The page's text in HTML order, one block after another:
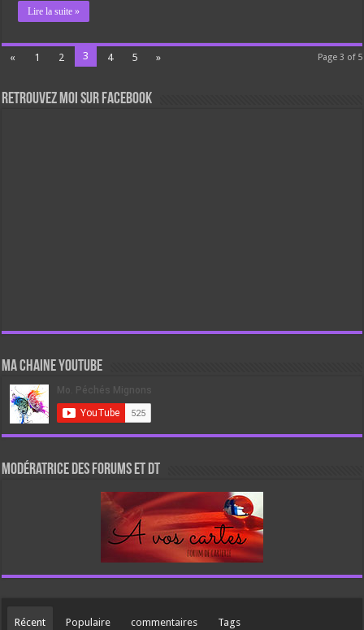
Lire la suite »
Page 3 of 5
« 1 2 3 4 5 »
Retrouvez moi sur Facebook
Ma chaine Youtube
Modératrice des forums et DT
Récent Populaire commentaires Tags